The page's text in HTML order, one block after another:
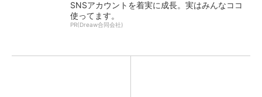
SNSアカウントを着実に成長。実はみんなココ
使ってます。
PR(Dreaw合同会社)